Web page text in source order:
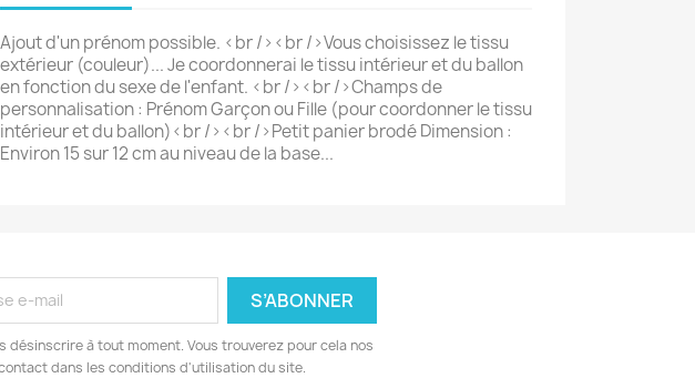
Ajout d'un prénom possible. <br /><br />Vous choisissez le tissu
extérieur (couleur)... Je coordonnerai le tissu intérieur et du ballon
en fonction du sexe de l'enfant. <br /><br />Champs de
personnalisation : Prénom Garçon ou Fille (pour coordonner le tissu
intérieur et du ballon)<br /><br />Petit panier brodé Dimension :
Environ 15 sur 12 cm au niveau de la base...
désinscrire à tout moment. Vous trouverez pour cela nos
dans les conditions d'utilisation du site.